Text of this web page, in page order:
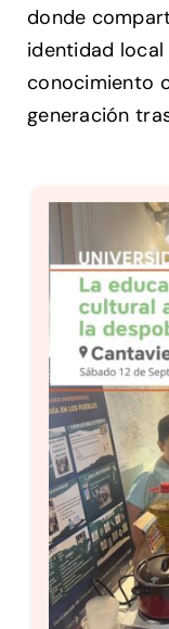
donde
identidad
conocimiento
generación